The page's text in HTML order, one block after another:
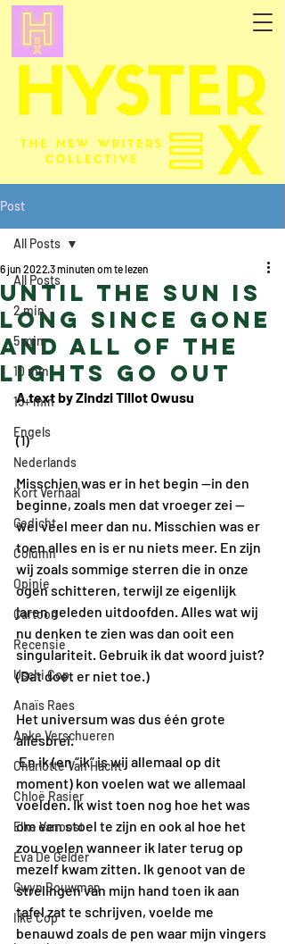
Post
All Posts
2 min
5 min
10 min
15+ min
Engels
Nederlands
Kort Verhaal
Gedicht
Column
Opinie
Cartoon
Recensie
Uschi Cop
Anaïs Raes
Anke Verschueren
Charlotte Van Hacht
Chloë Rasier
Elke Vanoost
Eva De Gelder
Gwyn Bouwman
Ilke Cop
All Posts
Until the sun is
long since gone
and all of the
lights go out
6 jun 2022 3 minuten om te lezen
A text by Zindzi Tillot Owusu
(1)
Misschien was er in het begin —in den
beginne, zoals men dat vroeger zei —
wel veel meer dan nu. Misschien was er
toen alles en is er nu niets meer. En zijn
wij zoals sommige sterren die in onze
ogen schitteren, terwijl ze eigenlijk
jaren geleden uitdoofden. Alles wat wij
nu denken te zien was dan ooit een
singulariteit. Gebruik ik dat woord juist?
(Dat doet er niet toe.)
Het universum was dus één grote
allesbrei.
En ik (en “ik” is wij allemaal op dit
moment) kon voelen wat we allemaal
voelden. Ik wist toen nog hoe het was
om een stoel te zijn en ook al hoe het
zou voelen wanneer ik later terug op
mezelf kwam zitten. Ik genoot van de
strelingen van mijn hand toen ik aan
tafel zat te schrijven, voelde me
benauwd zoals de pen waar mijn vingers